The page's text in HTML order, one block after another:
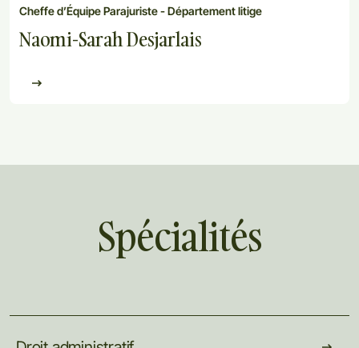
Cheffe d’Équipe Parajuriste - Département litige
Naomi-Sarah Desjarlais
Spécialités